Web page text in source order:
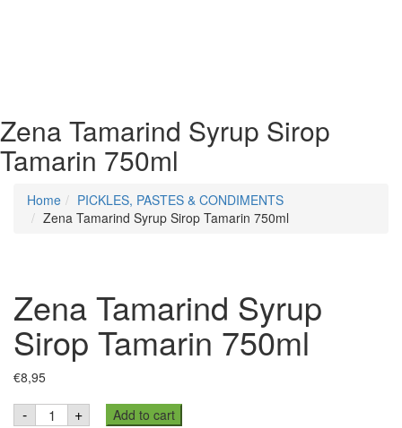
Zena Tamarind Syrup Sirop
Tamarin 750ml
Home
PICKLES, PASTES & CONDIMENTS
Zena Tamarind Syrup Sirop Tamarin 750ml
Zena Tamarind Syrup
Sirop Tamarin 750ml
€8,95
- Zena
Tamarind
+ Add to cart